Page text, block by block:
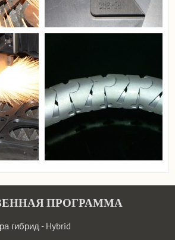
ПРОГРАММА
гибрид - Hybrid